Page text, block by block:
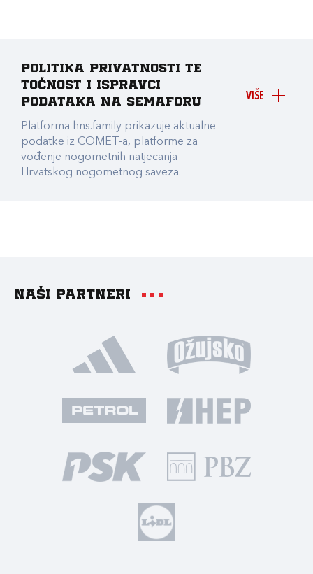
VIŠE
Politika privatnosti te
točnost i ispravci
podataka na Semaforu
Platforma hns.family prikazuje aktualne
podatke iz COMET-a, platforme za
vođenje nogometnih natjecanja
Hrvatskog nogometnog saveza.
Naši partneri